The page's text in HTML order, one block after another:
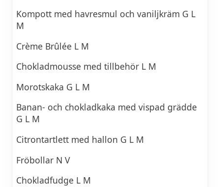
Kompott med havresmul och vaniljkräm G L
M
Crème Brûlée L M
Chokladmousse med tillbehör L M
Morotskaka G L M
Banan- och chokladkaka med vispad grädde
G L M
Citrontartlett med hallon G L M
Fröbollar N V
Chokladfudge L M